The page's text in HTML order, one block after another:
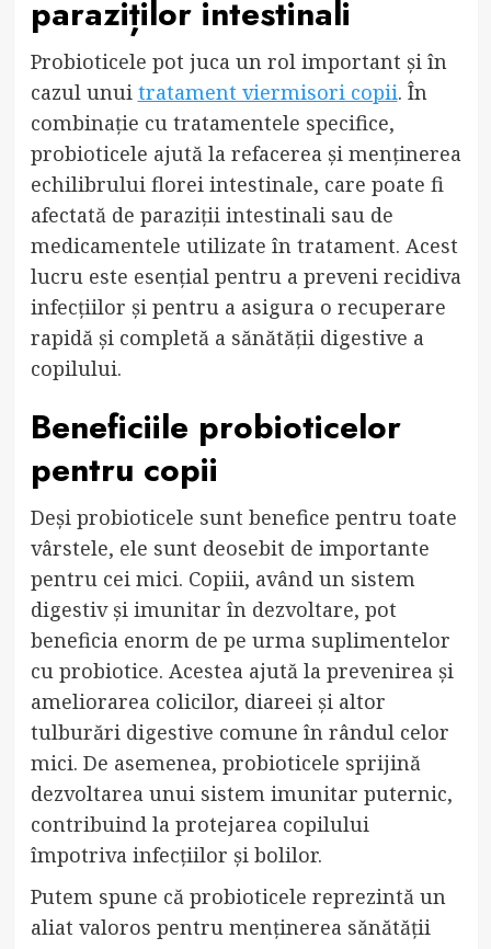
paraziților intestinali
Probioticele pot juca un rol important și în
cazul unui tratament viermisori copii. În
combinație cu tratamentele specifice,
probioticele ajută la refacerea și menținerea
echilibrului florei intestinale, care poate fi
afectată de paraziții intestinali sau de
medicamentele utilizate în tratament. Acest
lucru este esențial pentru a preveni recidiva
infecțiilor și pentru a asigura o recuperare
rapidă și completă a sănătății digestive a
copilului.
Beneficiile probioticelor
pentru copii
Deși probioticele sunt benefice pentru toate
vârstele, ele sunt deosebit de importante
pentru cei mici. Copiii, având un sistem
digestiv și imunitar în dezvoltare, pot
beneficia enorm de pe urma suplimentelor
cu probiotice. Acestea ajută la prevenirea și
ameliorarea colicilor, diareei și altor
tulburări digestive comune în rândul celor
mici. De asemenea, probioticele sprijină
dezvoltarea unui sistem imunitar puternic,
contribuind la protejarea copilului
împotriva infecțiilor și bolilor.
Putem spune că probioticele reprezintă un
aliat valoros pentru menținerea sănătății